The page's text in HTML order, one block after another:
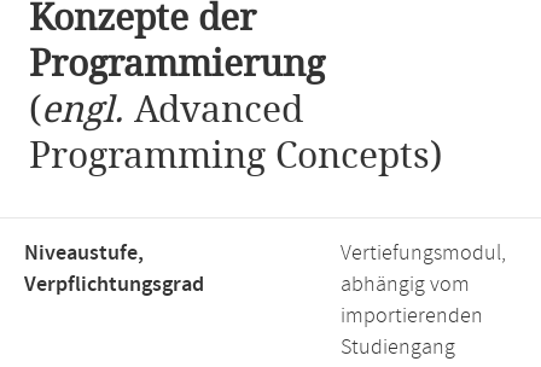
Konzepte der
Programmierung
(engl. Advanced
Programming Concepts)
Niveaustufe,
Verpflichtungsgrad
Vertiefungsmodul,
abhängig vom
importierenden
Studiengang